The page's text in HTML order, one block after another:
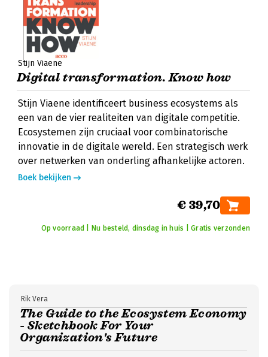
Stijn Viaene
Digital transformation. Know how
Stijn Viaene identificeert business ecosystems als
een van de vier realiteiten van digitale competitie.
Ecosystemen zijn cruciaal voor combinatorische
innovatie in de digitale wereld. Een strategisch werk
over netwerken van onderling afhankelijke actoren.
Boek bekijken
€ 39,70
Op voorraad | Nu besteld, dinsdag in huis | Gratis verzonden
The Guide to the Ecosystem Economy
- Sketchbook For Your
Organization's Future
Rik Vera